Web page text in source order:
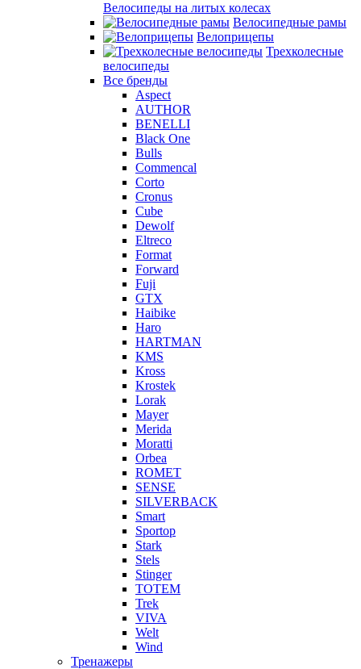
Велосипеды на литых колесах
Велосипедные рамы
Велоприцепы
Трехколесные
велосипеды
Все бренды
Aspect
AUTHOR
BENELLI
Black One
Bulls
Commencal
Corto
Cronus
Cube
Dewolf
Eltreco
Format
Forward
Fuji
GTX
Haibike
Haro
HARTMAN
KMS
Kross
Krostek
Lorak
Mayer
Merida
Moratti
Orbea
ROMET
SENSE
SILVERBACK
Smart
Sportop
Stark
Stels
Stinger
TOTEM
Trek
VIVA
Welt
Wind
Тренажеры